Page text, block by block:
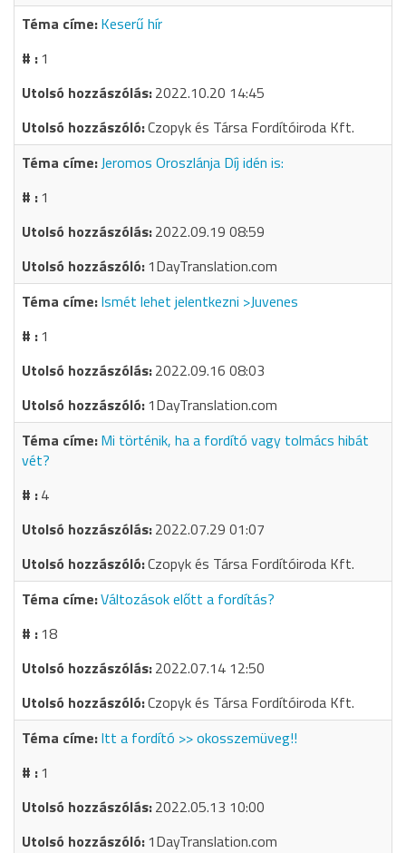
Keserű hír
1
2022.10.20 14:45
Czopyk és Társa Fordítóiroda Kft.
Jeromos Oroszlánja Díj idén is:
1
2022.09.19 08:59
1DayTranslation.com
Ismét lehet jelentkezni >Juvenes
1
2022.09.16 08:03
1DayTranslation.com
Mi történik, ha a fordító vagy tolmács hibát
vét?
4
2022.07.29 01:07
Czopyk és Társa Fordítóiroda Kft.
Változások előtt a fordítás?
18
2022.07.14 12:50
Czopyk és Társa Fordítóiroda Kft.
Itt a fordító >> okosszemüveg!!
1
2022.05.13 10:00
1DayTranslation.com